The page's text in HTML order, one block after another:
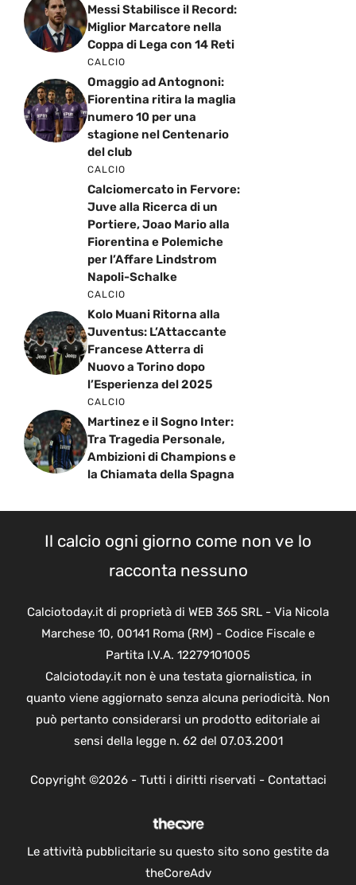
Messi Stabilisce il Record:
Miglior Marcatore nella
Coppa di Lega con 14 Reti
CALCIO
Omaggio ad Antognoni:
Fiorentina ritira la maglia
numero 10 per una
stagione nel Centenario
del club
CALCIO
Calciomercato in Fervore:
Juve alla Ricerca di un
Portiere, Joao Mario alla
Fiorentina e Polemiche
per l’Affare Lindstrom
Napoli-Schalke
CALCIO
Kolo Muani Ritorna alla
Juventus: L’Attaccante
Francese Atterra di
Nuovo a Torino dopo
l’Esperienza del 2025
CALCIO
Martinez e il Sogno Inter:
Tra Tragedia Personale,
Ambizioni di Champions e
la Chiamata della Spagna
Il calcio ogni giorno come non ve lo
racconta nessuno
Calciotoday.it di proprietà di WEB 365 SRL - Via Nicola
Marchese 10, 00141 Roma (RM) - Codice Fiscale e
Partita I.V.A. 12279101005
Calciotoday.it non è una testata giornalistica, in
quanto viene aggiornato senza alcuna periodicità. Non
può pertanto considerarsi un prodotto editoriale ai
sensi della legge n. 62 del 07.03.2001
Copyright ©2026 - Tutti i diritti riservati - Contattaci
Le attività pubblicitarie su questo sito sono gestite da
theCoreAdv